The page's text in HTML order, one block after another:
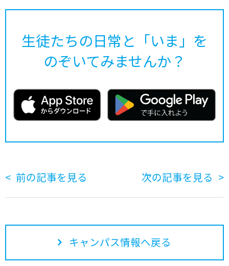
生徒たちの日常と「いま」を
のぞいてみませんか？
前の記事を見る 次の記事を見る
キャンパス情報へ戻る